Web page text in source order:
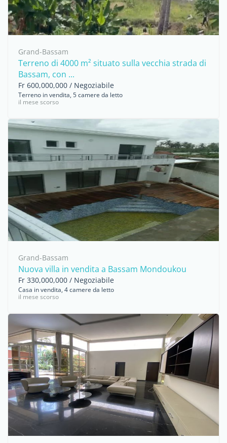
Grand-Bassam
Terreno di 4000 m² situato sulla vecchia strada di
Bassam, con ...
Fr 600,000,000 / Negoziabile
Terreno in vendita, 5 camere da letto
il mese scorso
Grand-Bassam
Nuova villa in vendita a Bassam Mondoukou
Fr 330,000,000 / Negoziabile
Casa in vendita, 4 camere da letto
il mese scorso